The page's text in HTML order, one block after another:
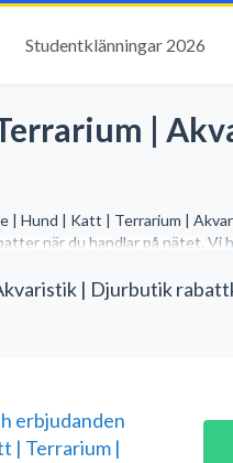
Studentklänningar 2026
|
Hund | Katt | Terrarium |
när du handlar på nätet. Vi
| Djurbutik
erbjudanden
| Terrarium |